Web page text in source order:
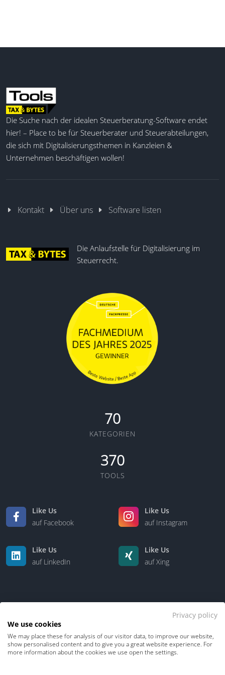
Die Suche nach der idealen Steuerberatung-Software endet
hier! – Place to be für Steuerberater und Steuerabteilungen,
die sich mit Digitalisierungsthemen in Kanzleien &
Unternehmen beschäftigen wollen!
Kontakt Über uns Software listen
Die Anlaufstelle für Digitalisierung im
Steuerrecht.
70
KATEGORIEN
370
TOOLS
Like Us
auf Facebook
Like Us
auf Instagram
Like Us
auf LinkedIn
Like Us
auf Xing
Kontakt Über uns
Privacy policy
We use cookies
We may place these for analysis of our visitor data, to improve our website,
show personalised content and to give you a great website experience. For
more information about the cookies we use open the settings.